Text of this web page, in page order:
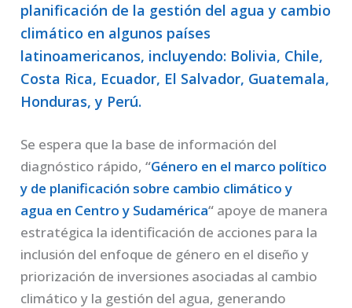
planificación de la gestión del agua y cambio
climático en algunos países
latinoamericanos, incluyendo: Bolivia, Chile,
Costa Rica, Ecuador, El Salvador, Guatemala,
Honduras, y Perú.
Se espera que la base de información del
diagnóstico rápido,“Género en el marco político
y de planificación sobre cambio climático y
agua en Centro y Sudamérica“ apoye de manera
estratégica la identificación de acciones para la
inclusión del enfoque de género en el diseño y
priorización de inversiones asociadas al cambio
climático y la gestión del agua, generando